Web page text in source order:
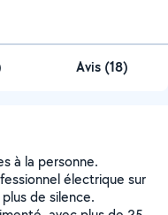
Avis (18)
à la personne.
électrique sur
de silence.